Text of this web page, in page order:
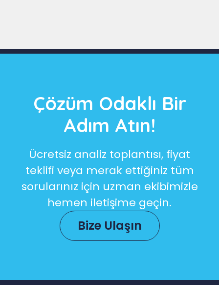
Çözüm Odaklı Bir
Adım Atın!
Ücretsiz analiz toplantısı, fiyat
teklifi veya merak ettiğiniz tüm
sorularınız için uzman ekibimizle
hemen iletişime geçin.
Bize Ulaşın